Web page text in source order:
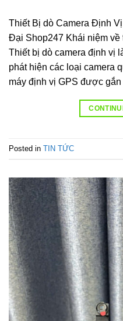
Thiết Bị dò Camera Định
Đại Shop247 Khái niệm về
Thiết bị dò camera định vị
phát hiện các loại camera
máy định vị GPS được
Posted in TIN TỨC